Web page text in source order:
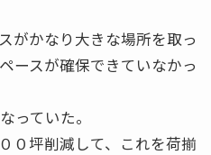
がかなり大きな場所を取っ
ースが確保できていなかっ
っていた。
０坪削減して、これを荷揃